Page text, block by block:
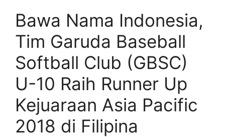
Bawa Nama Indonesia,
Tim Garuda Baseball
Softball Club (GBSC)
U-10 Raih Runner Up
Kejuaraan Asia Pacific
2018 di Filipina